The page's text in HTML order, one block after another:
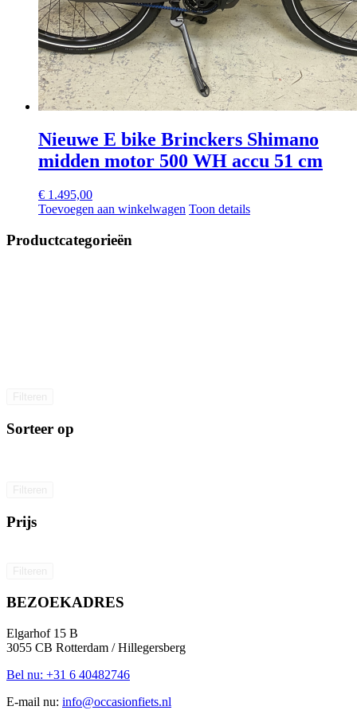
Nieuwe E bike Brinckers Shimano
midden motor 500 WH accu 51 cm
€ 1.495,00
Toevoegen aan winkelwagen Toon details
Productcategorieën
Sorteer op
Prijs
BEZOEKADRES
Elgarhof 15 B
3055 CB Rotterdam / Hillegersberg
Bel nu: +31 6 40482746
E-mail nu: info@occasionfiets.nl